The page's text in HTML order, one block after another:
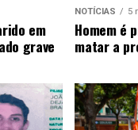
em
grave
NOTÍCIAS 5
Homem é
matar a